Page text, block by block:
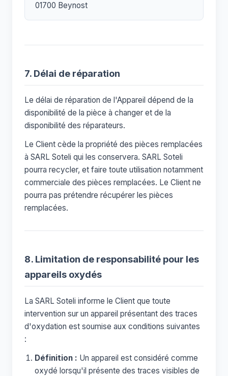
01700 Beynost
7. Délai de réparation
Le délai de réparation de l'Appareil dépend de la
disponibilité de la pièce à changer et de la
disponibilité des réparateurs.
Le Client cède la propriété des pièces remplacées
à SARL Soteli qui les conservera. SARL Soteli
pourra recycler, et faire toute utilisation notamment
commerciale des pièces remplacées. Le Client ne
pourra pas prétendre récupérer les pièces
remplacées.
8. Limitation de responsabilité pour les
appareils oxydés
La SARL Soteli informe le Client que toute
intervention sur un appareil présentant des traces
d'oxydation est soumise aux conditions suivantes
:
Définition : Un appareil est considéré comme
oxydé lorsqu'il présente des traces visibles de